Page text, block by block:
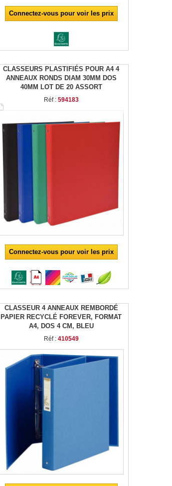
Connectez-vous pour voir les prix
CLASSEURS PLASTIFIÉS POUR A4 4
ANNEAUX RONDS DIAM 30MM DOS
40MM LOT DE 20 ASSORT
Réf : 594183
Connectez-vous pour voir les prix
CLASSEUR 4 ANNEAUX REMBORDÉ
PAPIER RECYCLÉ FOREVER, FORMAT
A4, DOS 4 CM, BLEU
Réf : 410549